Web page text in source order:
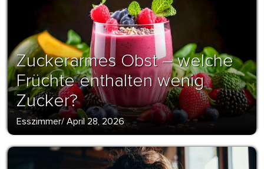
Zuckerarmes Obst – welche
Früchte enthalten wenig
Zucker?
Esszimmer/April 28, 2026